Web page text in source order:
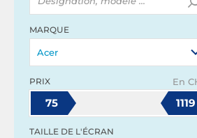
MARQUE
Acer
PRIX En
75 1119
TAILLE DE L'ÉCRAN